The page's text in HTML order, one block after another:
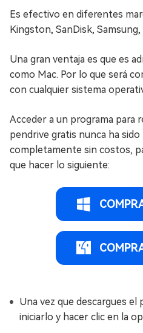
Es efectivo en diferentes
Kingston, SanDisk,
Una gran ventaja es que es
como Mac. Por lo que será
con cualquier sistema
Acceder a un programa para
pendrive gratis nunca ha sido
completamente sin costos,
que hacer lo siguiente:
Una vez que descargues el
iniciarlo y hacer clic en la